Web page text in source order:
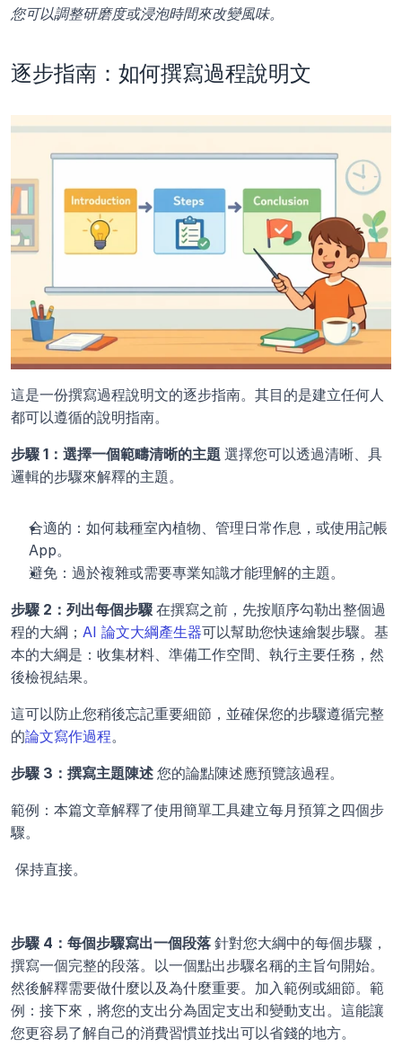
您可以調整研磨度或浸泡時間來改變風味。
逐步指南：如何撰寫過程說明文
這是一份撰寫過程說明文的逐步指南。其目的是建立任何人
都可以遵循的說明指南。
步驟 1：選擇一個範疇清晰的主題 選擇您可以透過清晰、具
邏輯的步驟來解釋的主題。
合適的：如何栽種室內植物、管理日常作息，或使用記帳
App。
避免：過於複雜或需要專業知識才能理解的主題。
步驟 2：列出每個步驟 在撰寫之前，先按順序勾勒出整個過
程的大綱； AI 論文大綱產生器可以幫助您快速繪製步驟。基
本的大綱是：收集材料、準備工作空間、執行主要任務，然
後檢視結果。
這可以防止您稍後忘記重要細節，並確保您的步驟遵循完整
的論文寫作過程。
步驟 3：撰寫主題陳述 您的論點陳述應預覽該過程。
範例：本篇文章解釋了使用簡單工具建立每月預算之四個步
驟。
保持直接。
步驟 4：每個步驟寫出一個段落 針對您大綱中的每個步驟，
撰寫一個完整的段落。以一個點出步驟名稱的主旨句開始。
然後解釋需要做什麼以及為什麼重要。加入範例或細節。範
例：接下來，將您的支出分為固定支出和變動支出。這能讓
您更容易了解自己的消費習慣並找出可以省錢的地方。